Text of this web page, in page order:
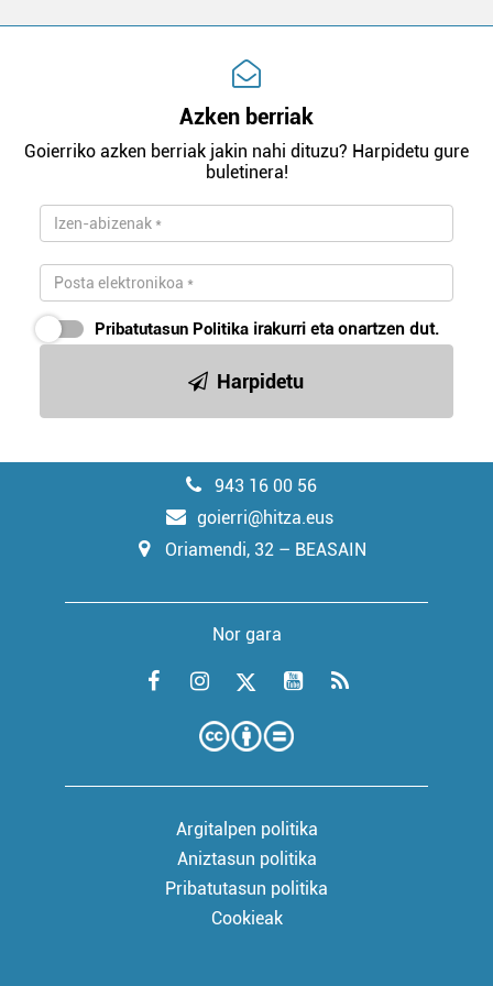
Azken berriak
Goierriko azken berriak jakin nahi dituzu? Harpidetu gure
buletinera!
Pribatutasun Politika irakurri eta onartzen dut.
Harpidetu
943 16 00 56
goierri@hitza.eus
Oriamendi, 32 – BEASAIN
Nor gara
Argitalpen politika
Aniztasun politika
Pribatutasun politika
Cookieak